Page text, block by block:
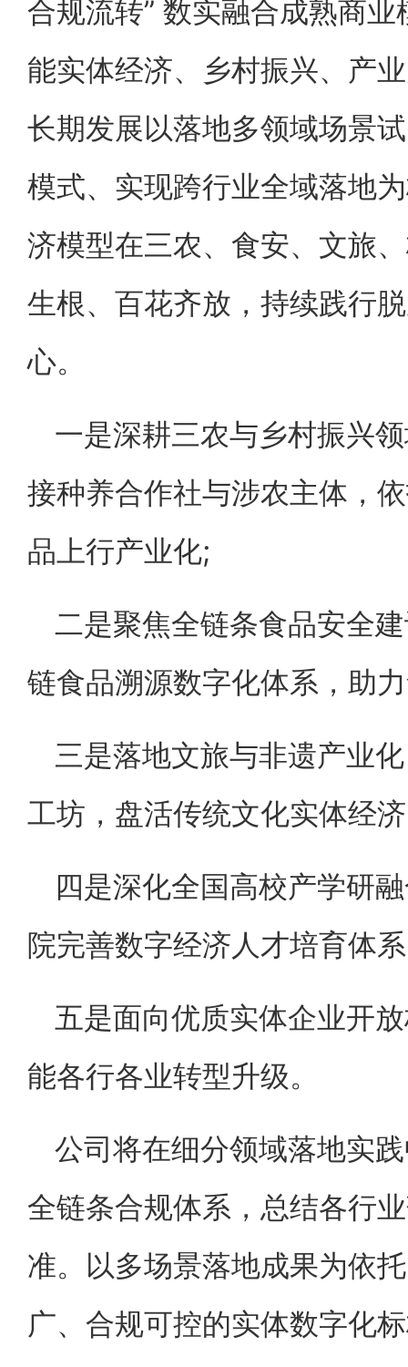
合规流转” 数实融合成熟商
能实体经济、乡村振兴、产
长期发展以落地多领域场景
模式、实现跨行业全域落地
济模型在三农、食安、文旅
生根、百花齐放，持续践行
心。
一是深耕三农与乡村振兴
接种养合作社与涉农主体，
品上行产业化;
二是聚焦全链条食品安全
链食品溯源数字化体系，助
三是落地文旅与非遗产业
工坊，盘活传统文化实体经
四是深化全国高校产学研
院完善数字经济人才培育体
五是面向优质实体企业开
能各行各业转型升级。
公司将在细分领域落地实
全链条合规体系，总结各行
准。以多场景落地成果为依
广、合规可控的实体数字化